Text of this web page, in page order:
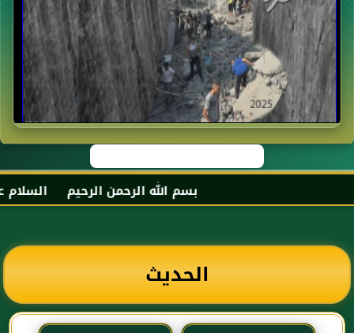
بسم الله الرحمن الرحيم السلام
الحديث